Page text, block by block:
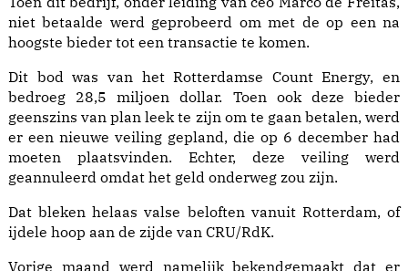
niet betaalde werd geprobeerd om met de op een na
hoogste bieder tot een transactie te komen.
Dit bod was van het Rotterdamse Count Energy, en
bedroeg 28,5 miljoen dollar. Toen ook deze bieder
geenszins van plan leek te zijn om te gaan betalen, werd
er een nieuwe veiling gepland, die op 6 december had
moeten plaatsvinden. Echter, deze veiling werd
geannuleerd omdat het geld onderweg zou zijn.
Dat bleken helaas valse beloften vanuit Rotterdam, of
ijdele hoop aan de zijde van CRU/RdK.
Vorige maand werd namelijk bekendgemaakt dat er